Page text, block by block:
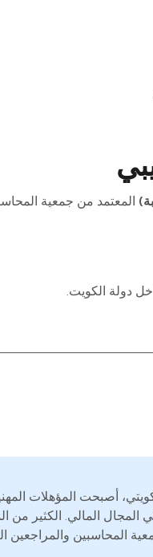
المعتمد من جمعية
دولة الكويت.
أصبحت المؤهلات
المجال المالي. الكثير
المحاسبين والمراجعين